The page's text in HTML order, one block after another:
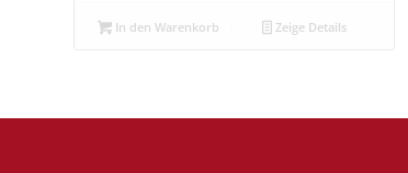
In den Warenkorb Zeige Details